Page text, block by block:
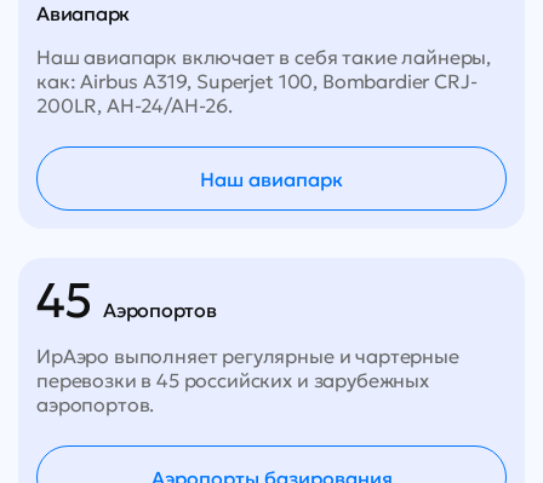
Авиапарк
Наш авиапарк включает в себя такие лайнеры,
как: Airbus A319, Superjet 100, Bombardier CRJ-
200LR, АН-24/АН-26.
Наш авиапарк
45 Аэропортов
ИрАэро выполняет регулярные и чартерные
перевозки в 45 российских и зарубежных
аэропортов.